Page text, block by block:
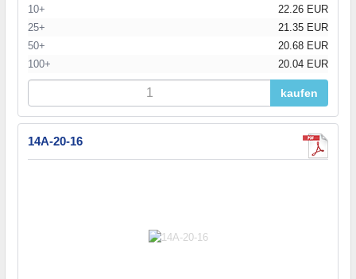
10+
22.26 EUR
25+
21.35 EUR
50+
20.68 EUR
100+
20.04 EUR
kaufen
14A-20-16